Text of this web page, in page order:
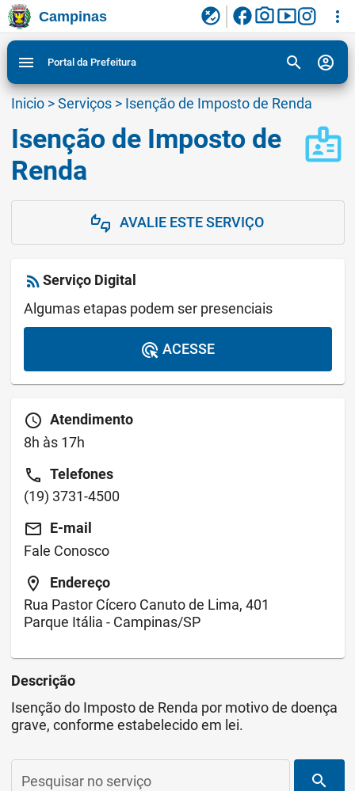
Ir para conteudo
Ir para menu do site da Prefeitura de Campinas
Ligar/Desligar contraste visual de tela para
acessibilidade
3
Campinas flaky facebookphoto_camerasmart_display more_vert
menu Portal da Prefeitura search account_circle
Inicio>Serviços> Isenção de Imposto de Renda
badge
Isenção de Imposto de
Renda
thumbs_up_down AVALIE ESTE SERVIÇO
rss_feedServiço Digital
Algumas etapas podem ser presenciais
ads_click ACESSE
schedule Atendimento
8h às 17h
call Telefones
(19) 3731-4500
email E-mail
Fale Conosco
location_on
Endereço
Rua Pastor Cícero Canuto de Lima, 401
Parque Itália - Campinas/SP
Descrição
Isenção do Imposto de Renda por motivo de doença
grave, conforme estabelecido em lei.
Pesquisar no serviço search